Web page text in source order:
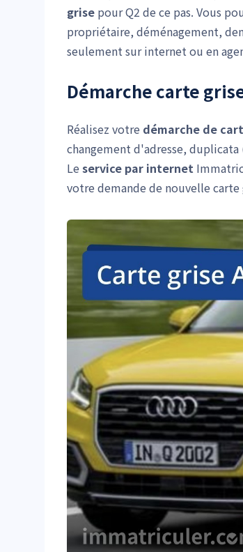
grise pour Q2 de ce pas. Vous
propriétaire, déménagement,
seulement sur internet ou en
Démarche carte
Réalisez votre démarche de
changement d'adresse,
Le service par internet
votre demande de nouvelle